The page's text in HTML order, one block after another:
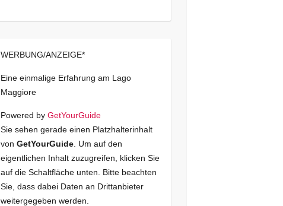
WERBUNG/ANZEIGE*
Eine einmalige Erfahrung am Lago
Maggiore
Powered by GetYourGuide
Sie sehen gerade einen Platzhalterinhalt
von GetYourGuide. Um auf den
eigentlichen Inhalt zuzugreifen, klicken Sie
auf die Schaltfläche unten. Bitte beachten
Sie, dass dabei Daten an Drittanbieter
weitergegeben werden.